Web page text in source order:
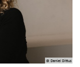
© Daniel Dittus